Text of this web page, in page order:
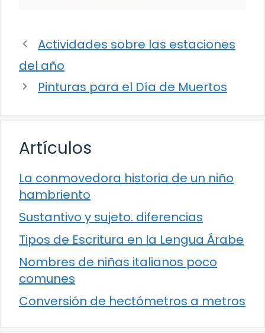
Actividades sobre las estaciones
del año
Pinturas para el Día de Muertos
Artículos
La conmovedora historia de un niño
hambriento
Sustantivo y sujeto. diferencias
Tipos de Escritura en la Lengua Árabe
Nombres de niñas italianos poco
comunes
Conversión de hectómetros a metros